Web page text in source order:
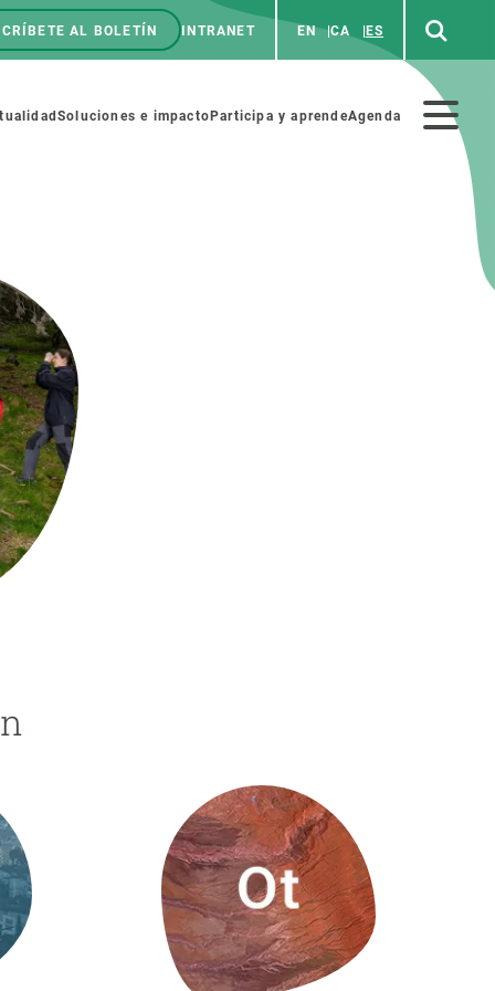
AL BOLETÍN INTRANET EN CA ES
Soluciones e impacto Participa y aprendeAgenda
Recursos Humanos
académicas
PF
ERC
de másteres y doctorado
sabático
formación